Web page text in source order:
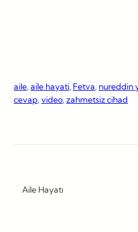
aile, aile hayati, Fetva, nureddin
cevap, video, zahmetsiz cihad
Aile Hayatı